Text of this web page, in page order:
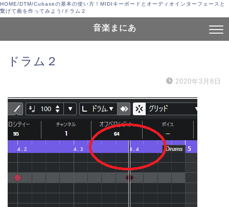
HOME/DTM/Cubaseの基本の使い方！MIDIキーボードとオーディオインターフェースと
繋げて曲を作ってみよう / ドラム２
音楽まにあ
ドラム２
2020年3月8日